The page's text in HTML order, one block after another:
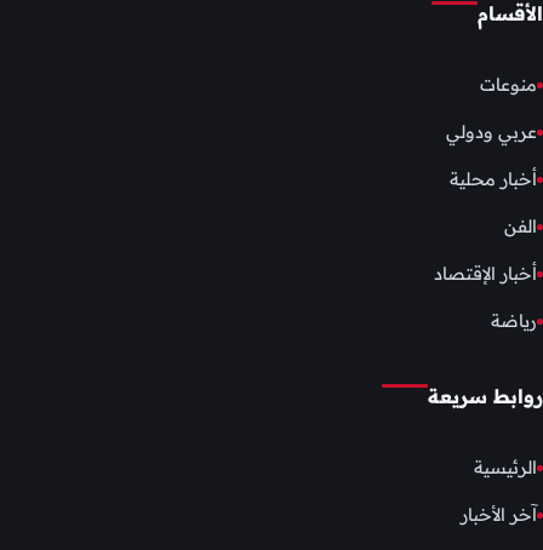
الأقسام
منوعات
عربي ودولي
أخبار محلية
الفن
أخبار الإقتصاد
رياضة
روابط سريعة
الرئيسية
آخر الأخبار